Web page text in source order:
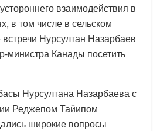
взаимодействия в
в том числе в сельском
Нурсултан Назарбаев
министра Канады посетить
Нурсултана Назарбаева с
Реджепом Тайипом
широкие вопросы